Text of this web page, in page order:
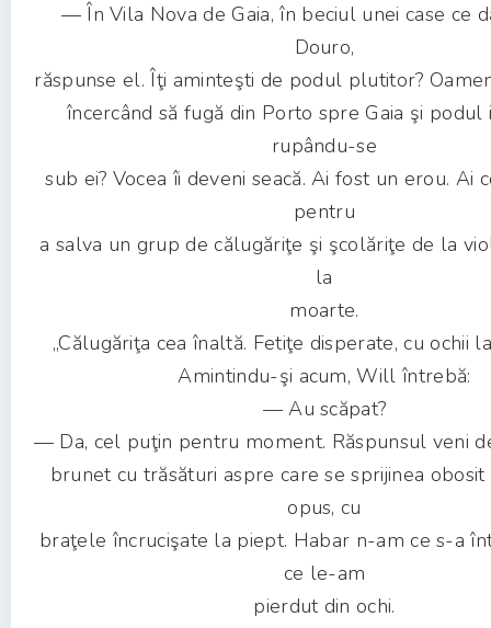
— În Vila Nova de Gaia, în beciul unei case ce
Douro,
răspunse el. Îţi aminteşti de podul plutitor?
încercând să fugă din Porto spre Gaia şi podul
rupându-se
sub ei? Vocea îi deveni seacă. Ai fost un erou. Ai
pentru
a salva un grup de călugăriţe şi şcolăriţe de la
la
moarte.
„Călugăriţa cea înaltă. Fetiţe disperate, cu ochii
Amintindu-şi acum, Will întrebă:
— Au scăpat?
— Da, cel puţin pentru moment. Răspunsul veni
brunet cu trăsături aspre care se sprijinea
opus, cu
braţele încrucişate la piept. Habar n-am ce s-a
ce le-am
pierdut din ochi.